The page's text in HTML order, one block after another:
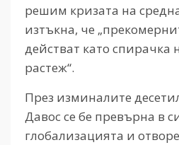
решим кризата на
изтъкна, че
действат като спирачка
растеж“.
През изминалите
Давос се бе превърна в
глобализацията и